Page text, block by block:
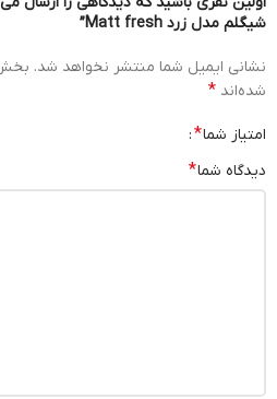
شیگلم مدل زرد Matt fresh”
نشانی ایمیل شما منتشر نخواهد شد.
شده‌اند *
امتیاز شما*
دیدگاه شما*